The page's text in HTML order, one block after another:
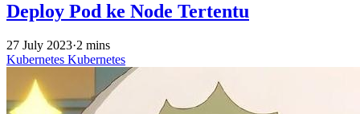
Deploy Pod ke Node Tertentu
27 July 2023·2 mins
Kubernetes Kubernetes